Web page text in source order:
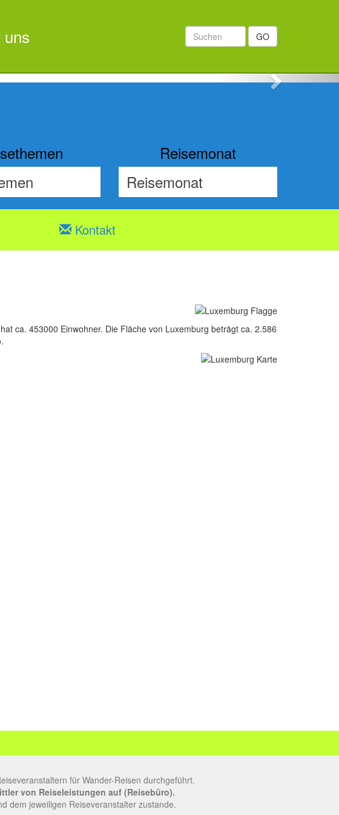
Next
GO
uns
Reisemonat
Kontakt
ca. 453000 Einwohner. Die Fläche von Luxemburg beträgt ca. 2.586
für Wander-Reisen durchgeführt.
von Reiseleistungen auf (Reisebüro).
dem jeweiligen Reiseveranstalter zustande.